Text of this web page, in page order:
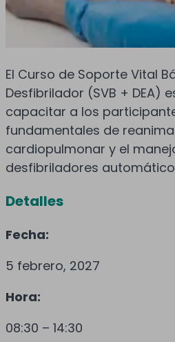
El Curso de Soporte Vital
Desfibrilador (SVB + DEA)
capacitar a los
fundamentales de
cardiopulmonar y el
desfibriladores
Detalles
Fecha:
5 febrero, 2027
Hora:
08:30 – 14:30